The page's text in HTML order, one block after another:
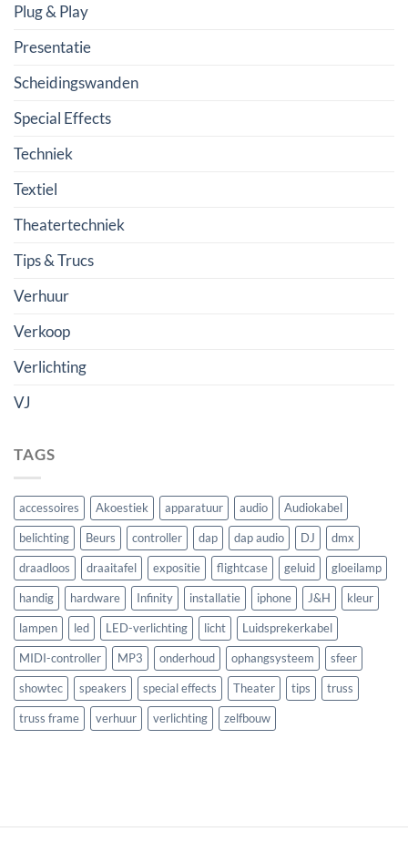
Plug & Play
Presentatie
Scheidingswanden
Special Effects
Techniek
Textiel
Theatertechniek
Tips & Trucs
Verhuur
Verkoop
Verlichting
VJ
TAGS
accessoires Akoestiek apparatuur audio Audiokabel
belichting Beurs controller dap dap audio DJ dmx
draadloos draaitafel expositie flightcase geluid gloeilamp
handig hardware Infinity installatie iphone J&H kleur
lampen led LED-verlichting licht Luidsprekerkabel
MIDI-controller MP3 onderhoud ophangsysteem sfeer
showtec speakers special effects Theater tips truss
truss frame verhuur verlichting zelfbouw